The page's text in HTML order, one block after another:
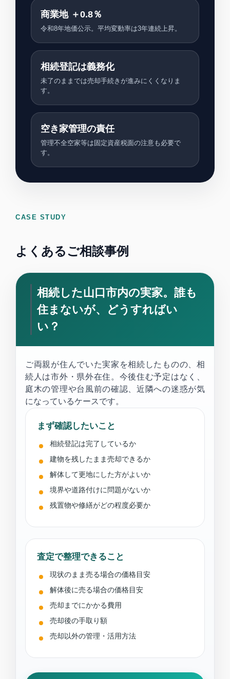
商業地 ＋0.8％
令和8年地価公示。平均変動率は3年連続上昇。
相続登記は義務化
未了のままでは売却手続きが進みにくくなりま
す。
空き家管理の責任
管理不全空家等は固定資産税面の注意も必要で
す。
CASE STUDY
よくあるご相談事例
相続した山口市内の実家。誰も
住まないが、どうすればい
い？
ご両親が住んでいた実家を相続したものの、相
続人は市外・県外在住。今後住む予定はなく、
庭木の管理や台風前の確認、近隣への迷惑が気
になっているケースです。
まず確認したいこと
相続登記は完了しているか
建物を残したまま売却できるか
解体して更地にした方がよいか
境界や道路付けに問題がないか
残置物や修繕がどの程度必要か
査定で整理できること
現状のまま売る場合の価格目安
解体後に売る場合の価格目安
売却までにかかる費用
売却後の手取り額
売却以外の管理・活用方法